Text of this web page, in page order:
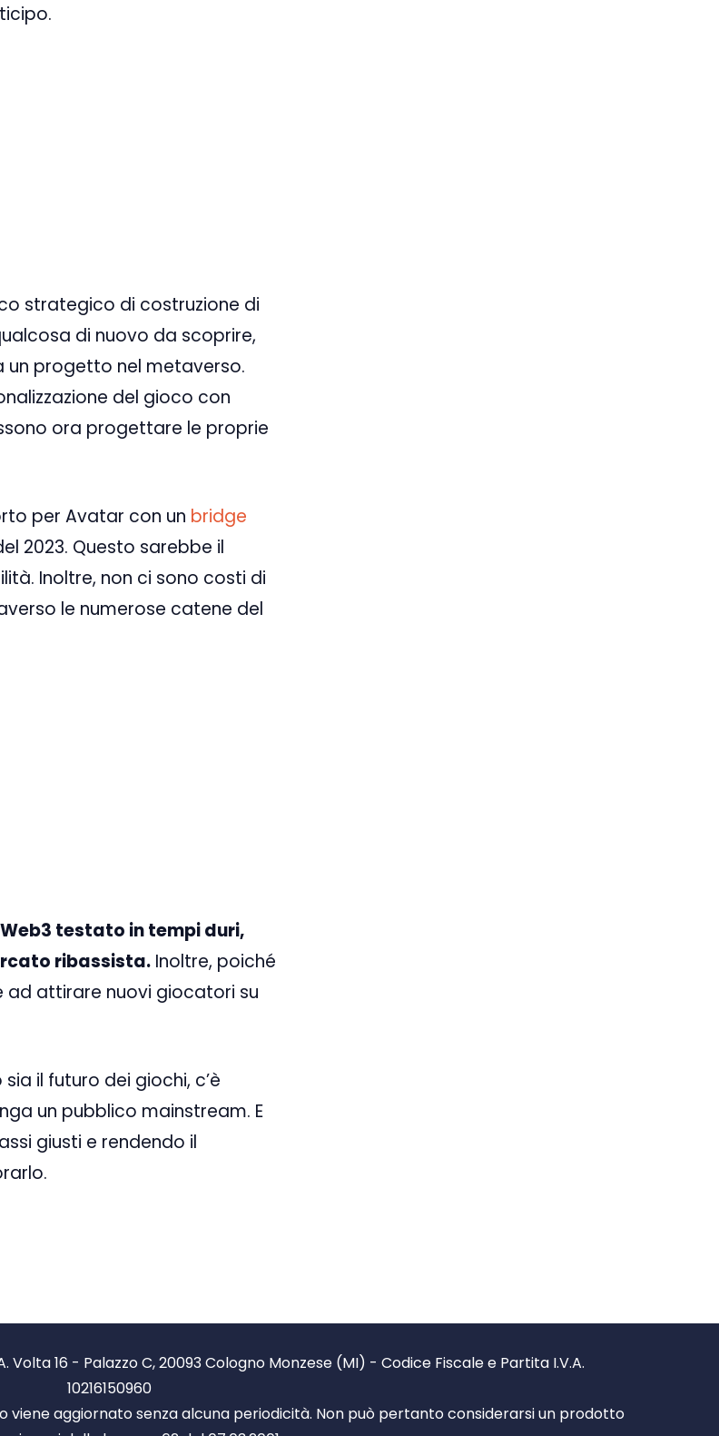
strategico di costruzione di
di nuovo da scoprire,
un progetto nel metaverso.
del gioco con
ora progettare le proprie
per Avatar con un bridge
2023. Questo sarebbe il
Inoltre, non ci sono costi di
le numerose catene del
testato in tempi duri,
ribassista. Inoltre, poiché
ad attirare nuovi giocatori su
il futuro dei giochi, c’è
un pubblico mainstream. E
giusti e rendendo il
Volta 16 - Palazzo C, 20093 Cologno Monzese (MI) - Codice Fiscale e Partita I.V.A.
10216150960
aggiornato senza alcuna periodicità. Non può pertanto considerarsi un prodotto